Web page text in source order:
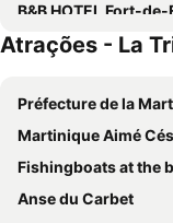
B&B HOTEL Fort-
Atrações - La
Préfecture de la
Martinique Aimé Césaire
Fishingboats at the
Anse du Carbet